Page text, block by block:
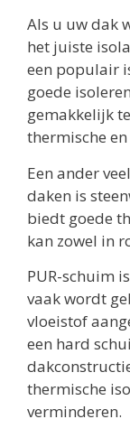
Als u uw dak
het juiste
een populair
goede
gemakkelijk
thermische
Een ander
daken is
biedt goede
kan zowel in
PUR-schuim
vaak wordt
vloeistof
een hard
thermische
verminderen.